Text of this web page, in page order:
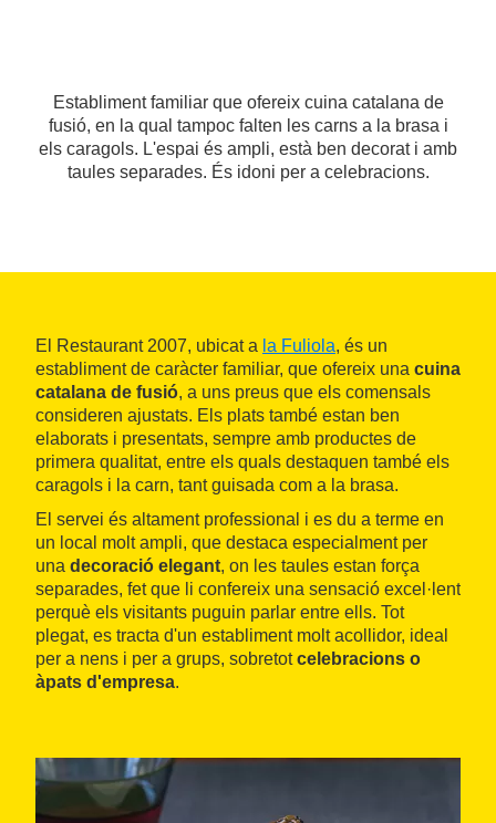
Establiment familiar que ofereix cuina catalana de
fusió, en la qual tampoc falten les carns a la brasa i
els caragols. L'espai és ampli, està ben decorat i amb
taules separades. És idoni per a celebracions.
El Restaurant 2007, ubicat a la Fuliola, és un
establiment de caràcter familiar, que ofereix una cuina
catalana de fusió, a uns preus que els comensals
consideren ajustats. Els plats també estan ben
elaborats i presentats, sempre amb productes de
primera qualitat, entre els quals destaquen també els
caragols i la carn, tant guisada com a la brasa.
El servei és altament professional i es du a terme en
un local molt ampli, que destaca especialment per
una decoració elegant, on les taules estan força
separades, fet que li confereix una sensació excel·lent
perquè els visitants puguin parlar entre ells. Tot
plegat, es tracta d'un establiment molt acollidor, ideal
per a nens i per a grups, sobretotcelebracions o
àpats d'empresa.